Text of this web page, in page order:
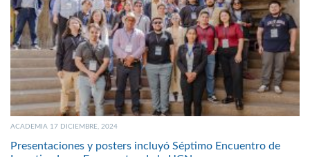
ACADEMIA 17 DICIEMBRE, 2024
Presentaciones y posters incluyó Séptimo Encuentro de